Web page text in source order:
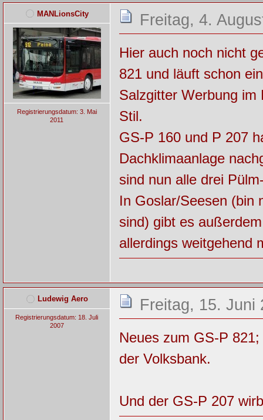
MANLionsCity
Registrierungsdatum: 3. Mai
2011
Freitag, 4.
Hier auch noch nicht
821 und läuft schon
Salzgitter Werbung im
Stil.
GS-P 160 und P 207
Dachklimaanlage
sind nun alle drei
In Goslar/Seesen (bin
sind) gibt es
allerdings weitgehend
Ludewig Aero
Registrierungsdatum: 18. Juli
2007
Freitag, 15. Juni
Neues zum GS-P
der Volksbank.
Und der GS-P 207